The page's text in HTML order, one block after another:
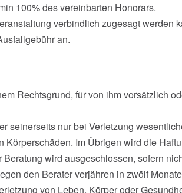
100% des vereinbarten Honorars.
verbindlich zugesagt
an.
Rechtsgrund, für von ihm vorsätzlich
seinerseits nur bei Verletzung
Im Übrigen wird die
wird ausgeschlossen, sofern
den Berater verjähren in zwölf
von Leben, Körper oder